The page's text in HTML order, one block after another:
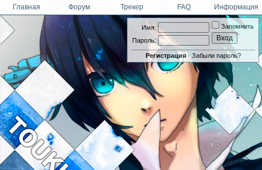
Имя:
Пароль:
Запомнить
Регистрация· Забыли пароль?
Главная Форум Трекер FAQ Информация